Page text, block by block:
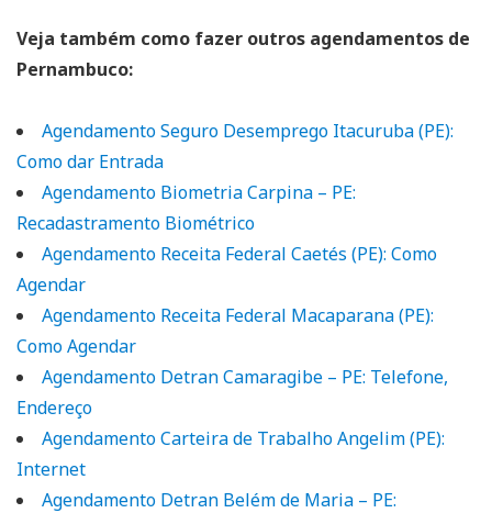
Veja também como fazer outros agendamentos de
Pernambuco:
Agendamento Seguro Desemprego Itacuruba (PE):
Como dar Entrada
Agendamento Biometria Carpina – PE:
Recadastramento Biométrico
Agendamento Receita Federal Caetés (PE): Como
Agendar
Agendamento Receita Federal Macaparana (PE):
Como Agendar
Agendamento Detran Camaragibe – PE: Telefone,
Endereço
Agendamento Carteira de Trabalho Angelim (PE):
Internet
Agendamento Detran Belém de Maria – PE: